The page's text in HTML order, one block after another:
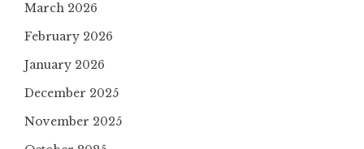
March 2026
February 2026
January 2026
December 2025
November 2025